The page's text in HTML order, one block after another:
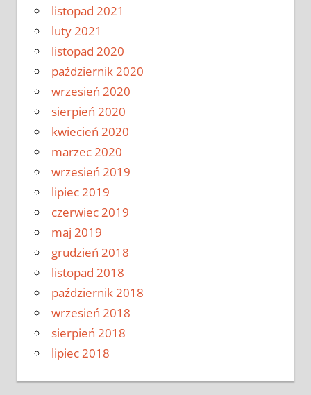
listopad 2021
luty 2021
listopad 2020
październik 2020
wrzesień 2020
sierpień 2020
kwiecień 2020
marzec 2020
wrzesień 2019
lipiec 2019
czerwiec 2019
maj 2019
grudzień 2018
listopad 2018
październik 2018
wrzesień 2018
sierpień 2018
lipiec 2018